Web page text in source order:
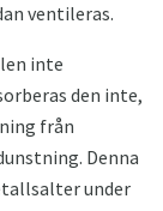
ventileras.
inte
den inte,
från
Denna
under